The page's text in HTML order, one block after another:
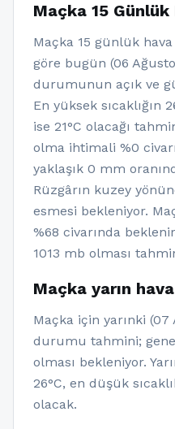
Maçka 15 Günlük
Maçka 15 günlük
göre bugün (06
durumunun açık ve
En yüksek sıcaklığın
ise 21°C olacağı
olma ihtimali %0
yaklaşık 0 mm
Rüzgârın kuzey
esmesi bekleniyor.
%68 civarında
1013 mb olması
Maçka yarın
Maçka için yarınki
durumu tahmini;
olması bekleniyor.
26°C, en düşük
olacak.